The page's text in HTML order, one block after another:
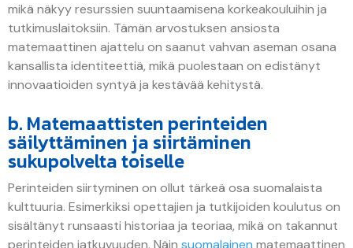
mikä näkyy resurssien suuntaamisena korkeakouluihin ja
tutkimuslaitoksiin. Tämän arvostuksen ansiosta
matemaattinen ajattelu on saanut vahvan aseman osana
kansallista identiteettiä, mikä puolestaan on edistänyt
innovaatioiden syntyä ja kestävää kehitystä.
b. Matemaattisten perinteiden
säilyttäminen ja siirtäminen
sukupolvelta toiselle
Perinteiden siirtyminen on ollut tärkeä osa suomalaista
kulttuuria. Esimerkiksi opettajien ja tutkijoiden koulutus on
sisältänyt runsaasti historiaa ja teoriaa, mikä on takannut
perinteiden jatkuvuuden. Näin suomalainen matemaattinen